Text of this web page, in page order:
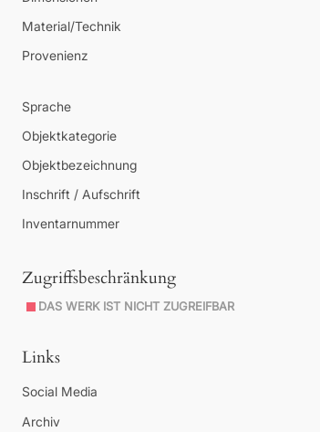
Material/Technik
Provenienz
Sprache
Objektkategorie
Objektbezeichnung
Inschrift / Aufschrift
Inventarnummer
Zugriffsbeschränkung
DAS WERK IST NICHT ZUGREIFBAR
Links
Social Media
Archiv